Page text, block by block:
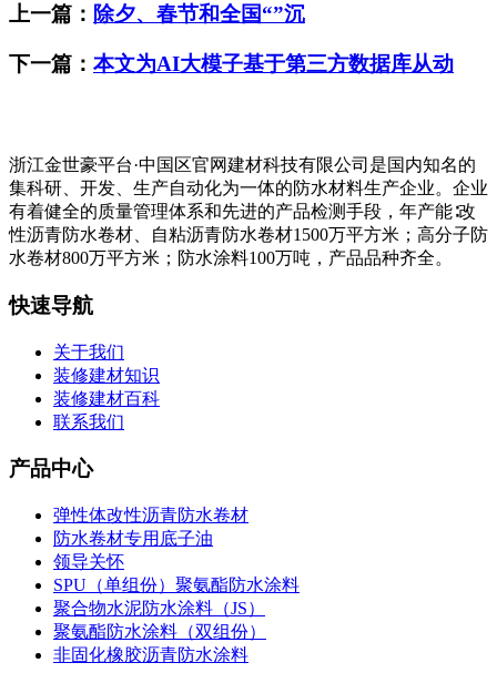
上一篇： 除夕、春节和全国“”沉
下一篇： 本文为AI大模子基于第三方数据库从动
浙江金世豪平台·中国区官网建材科技有限公司是国内知名的
集科研、开发、生产自动化为一体的防水材料生产企业。企业
有着健全的质量管理体系和先进的产品检测手段，年产能∶改
性沥青防水卷材、自粘沥青防水卷材1500万平方米；高分子防
水卷材800万平方米；防水涂料100万吨，产品品种齐全。
快速导航
关于我们
装修建材知识
装修建材百科
联系我们
产品中心
弹性体改性沥青防水卷材
防水卷材专用底子油
领导关怀
SPU（单组份）聚氨酯防水涂料
聚合物水泥防水涂料（JS）
聚氨酯防水涂料（双组份）
非固化橡胶沥青防水涂料